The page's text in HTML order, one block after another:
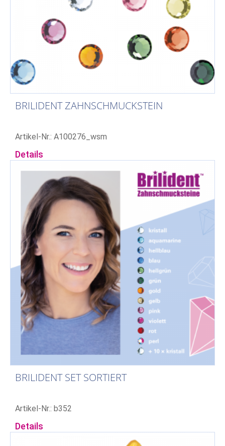
BRILIDENT ZAHNSCHMUCKSTEIN
Artikel-Nr.: A100276_wsm
Details
BRILIDENT SET SORTIERT
Artikel-Nr.: b352
Details